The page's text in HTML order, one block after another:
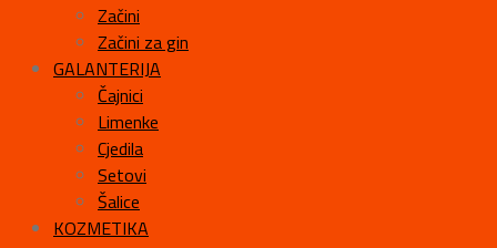
Začini
Začini za gin
GALANTERIJA
Čajnici
Limenke
Cjedila
Setovi
Šalice
KOZMETIKA